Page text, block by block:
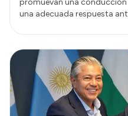
promuevan una conducción
una adecuada respuesta